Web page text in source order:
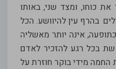
כוחו, ומצד שני, באותו
בהרף עין להיוושע. הכל
אינה יותר מאשליה
בכל רגע להזכיר לאדם
מידי בוקר חוזרת על